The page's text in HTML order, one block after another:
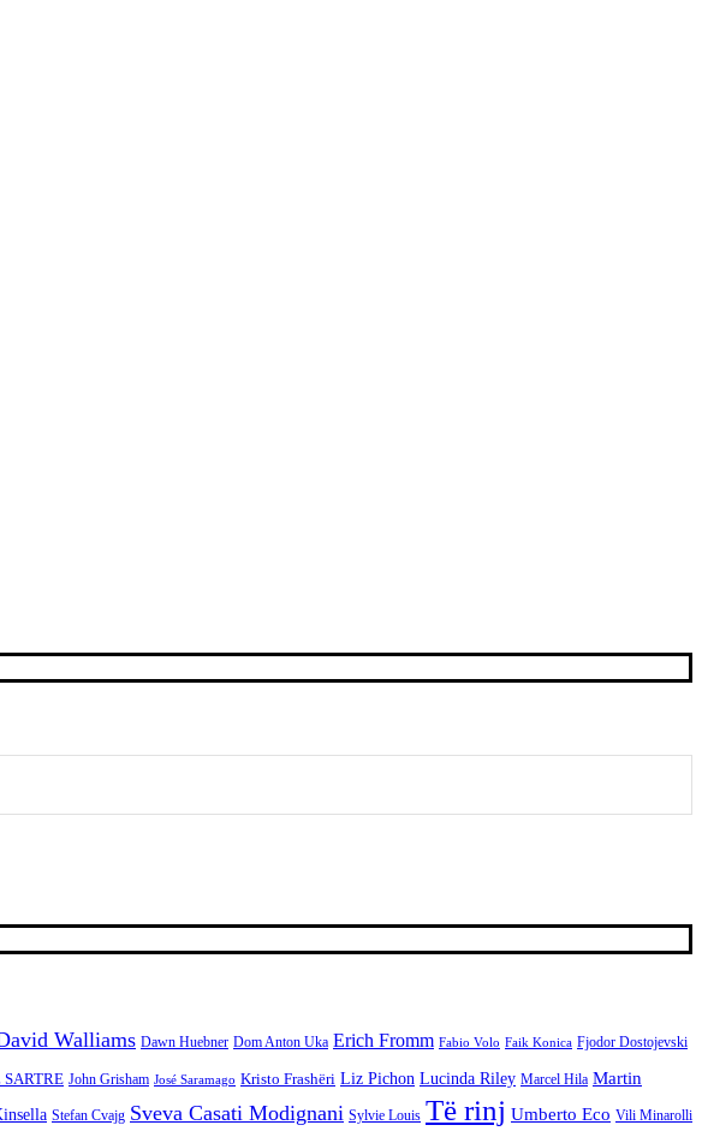
Walliams Dawn Huebner Dom Anton Uka Erich Fromm Fabio Volo Faik Konica Fjodor Dostojevski
SARTRE John Grisham José Saramago Kristo Frashëri Liz Pichon Lucinda Riley Marcel Hila Martin
Stefan Cvajg Sveva Casati Modignani Sylvie Louis Të rinj Umberto Eco Vili Minarolli